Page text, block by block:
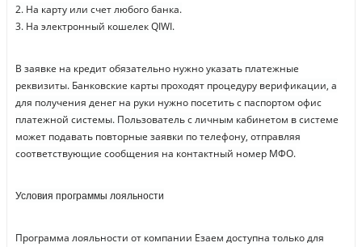
2. На карту или счет любого банка.
3. На электронный кошелек QIWI.
В заявке на кредит обязательно нужно указать платежные
реквизиты. Банковские карты проходят процедуру верификации, а
для получения денег на руки нужно посетить с паспортом офис
платежной системы. Пользователь с личным кабинетом в системе
может подавать повторные заявки по телефону, отправляя
соответствующие сообщения на контактный номер МФО.
Условия программы лояльности
Программа лояльности от компании Езаем доступна только для